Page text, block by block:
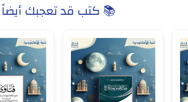
📚 كتب قد تعجبك أيضاً